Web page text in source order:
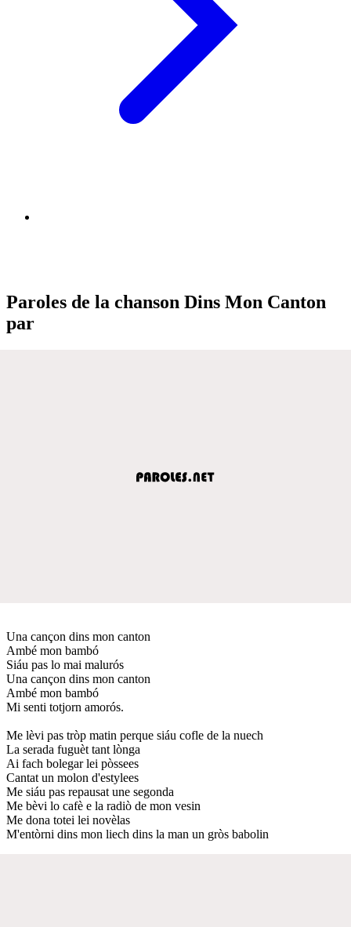
Paroles de la chanson Dins Mon Canton
par
Una cançon dins mon canton
Ambé mon bambó
Siáu pas lo mai malurós
Una cançon dins mon canton
Ambé mon bambó
Mi senti totjorn amorós.
Me lèvi pas tròp matin perque siáu cofle de la nuech
La serada fuguèt tant lònga
Ai fach bolegar lei pòssees
Cantat un molon d'estylees
Me siáu pas repausat une segonda
Me bèvi lo cafè e la radiò de mon vesin
Me dona totei lei novèlas
M'entòrni dins mon liech dins la man un gròs babolin